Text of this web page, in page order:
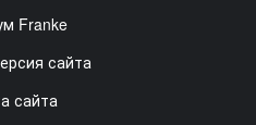
Franke
сайта
сайта